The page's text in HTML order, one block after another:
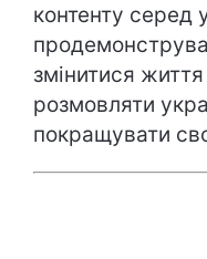
контенту серед
змінитися
розмовляти
покращувати